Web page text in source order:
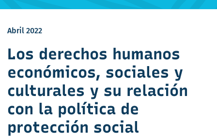
Abril 2022
Los derechos humanos
económicos, sociales y
culturales y su relación
con la política de
protección social